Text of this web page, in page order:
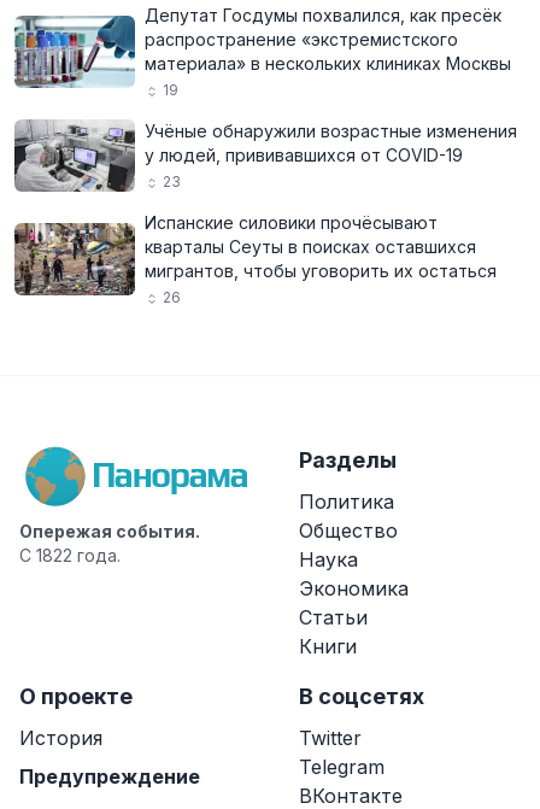
Депутат Госдумы похвалился, как пресёк
распространение «экстремистского
материала» в нескольких клиниках Москвы
19
Учёные обнаружили возрастные изменения
у людей, прививавшихся от COVID-19
23
Испанские силовики прочёсывают
кварталы Сеуты в поисках оставшихся
мигрантов, чтобы уговорить их остаться
26
Опережая события.
С 1822 года.
Разделы
Политика
Общество
Наука
Экономика
Статьи
Книги
О проекте
История
Предупреждение
В соцсетях
Twitter
Telegram
ВКонтакте